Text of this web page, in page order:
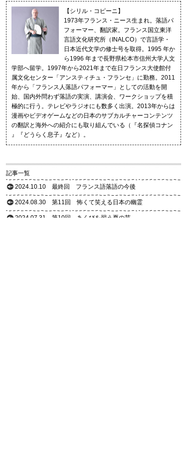
【シリル・コピーニ】
1973年フランス・ニース生まれ。落語パ
フォーマー、翻訳家。フランス国立東洋
言語文化研究所（INALCO）で言語学・
日本近代文学の修士号を取得。1995 年か
ら1996 年まで長野県松本市信州大学人文
学部へ留学。1997年から2021年まで在日フランス大使館付
属文化センター「アンスティチュ・フランセ」に勤務。2011
年から「フランス人落語パフォーマー」としての活動を開
始、国内外問わず落語の実演、講演会、ワークショップを積
極的に行う。テレビやラジオにも数多く出演。2013年からは
漫画やビデオゲームなどの日本のサブカルチャーコンテンツ
の翻訳と海外への紹介にも取り組んでいる（『名探偵コナン
』『どうらく息子』など）。
記事一覧
2024.10.10
最終回 フランス語落語の今後
2024.08.30 第11回 怖くて笑える日本の幽霊
2024.07.31 第10回 あくびを習う夏の芸